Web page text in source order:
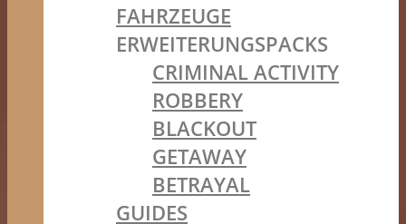
FAHRZEUGE
ERWEITERUNGSPACKS
CRIMINAL ACTIVITY
ROBBERY
BLACKOUT
GETAWAY
BETRAYAL
GUIDES